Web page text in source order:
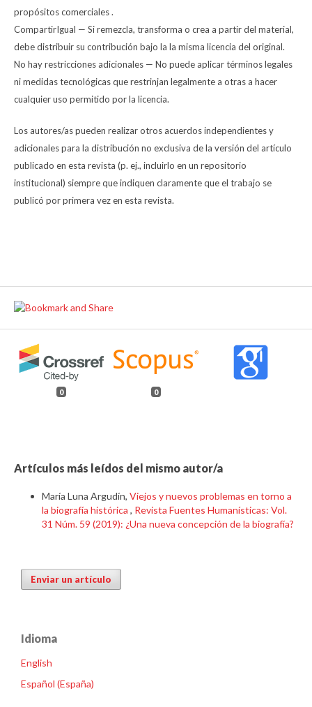
propósitos comerciales .
CompartirIgual — Si remezcla, transforma o crea a partir del material,
debe distribuir su contribución bajo la la misma licencia del original.
No hay restricciones adicionales — No puede aplicar términos legales
ni medidas tecnológicas que restrinjan legalmente a otras a hacer
cualquier uso permitido por la licencia.
Los autores/as pueden realizar otros acuerdos independientes y
adicionales para la distribución no exclusiva de la versión del artículo
publicado en esta revista (p. ej., incluirlo en un repositorio
institucional) siempre que indiquen claramente que el trabajo se
publicó por primera vez en esta revista.
0 0
Artículos más leídos del mismo autor/a
María Luna Argudín, Viejos y nuevos problemas en torno a
la biografía histórica , Revista Fuentes Humanísticas: Vol.
31 Núm. 59 (2019): ¿Una nueva concepción de la biografía?
Enviar un artículo
Idioma
English
Español (España)